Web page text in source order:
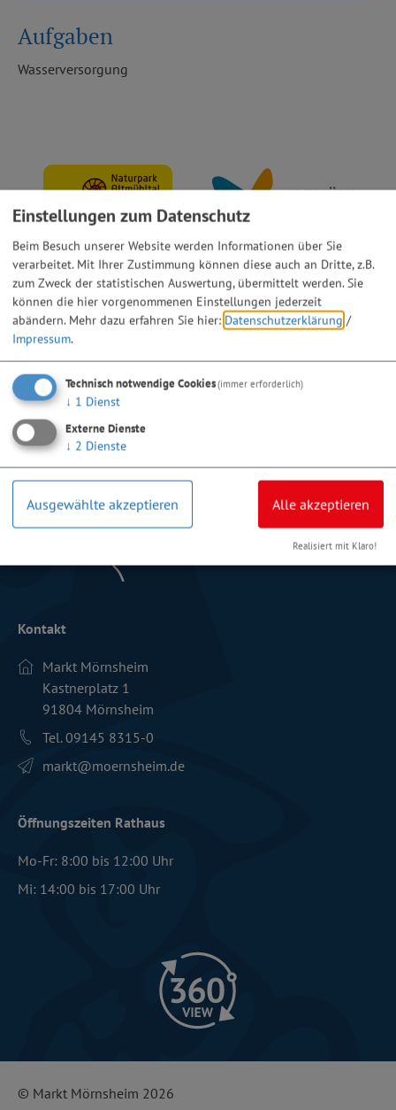
Aufgaben
Wasserversorgung
Kontakt
Markt Mörnsheim
Kastnerplatz 1
91804 Mörnsheim
Tel. 09145 8315-0
markt­@moernsheim.de
Öffnungszeiten Rathaus
Mo-Fr: 8:00 bis 12:00 Uhr
Mi: 14:00 bis 17:00 Uhr
© Markt Mörnsheim 2026
Einstellungen zum Datenschutz
Beim Besuch unserer Website werden Informationen über Sie
verarbeitet. Mit Ihrer Zustimmung können diese auch an Dritte, z.B.
zum Zweck der statistischen Auswertung, übermittelt werden. Sie
können die hier vorgenommenen Einstellungen jederzeit
abändern. Mehr dazu erfahren Sie hier: Datenschutzerklärung /
Impressum.
Technisch notwendige Cookies(immer erforderlich)
↓ 1 Dienst
Externe Dienste
↓ 2 Dienste
Ausgewählte akzeptieren Alle akzeptieren
Realisiert mit Klaro!